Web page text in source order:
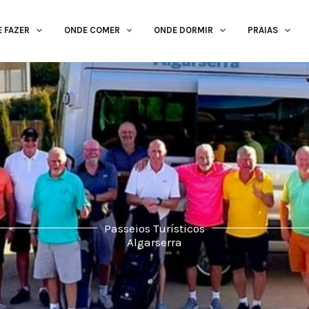
FAZER ONDE COMER ONDE DORMIR PRAIAS
Passeios Turísticos
Algarserra